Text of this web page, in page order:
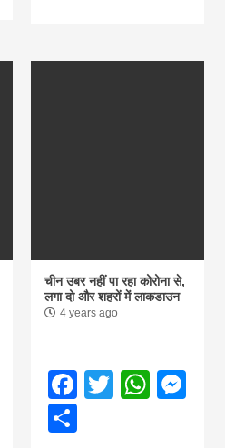
Messenger
चीन उबर नहीं पा रहा कोरोना से,
लगा दो और शहरों में लाकडाउन
4 years ago
Facebook
Twitter
Share